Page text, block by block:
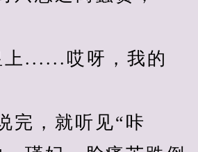
......哎呀，我的
，就听见“咔